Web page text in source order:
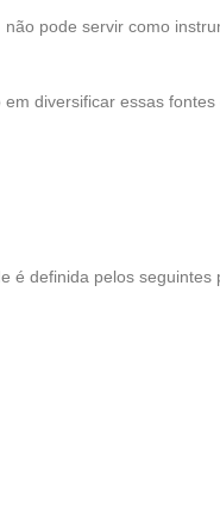
pode servir como
diversificar essas
é definida pelos seguintes